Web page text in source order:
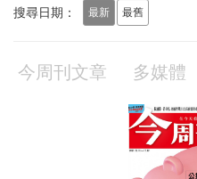
搜尋日期： 最新 最舊
今周刊文章 多媒體